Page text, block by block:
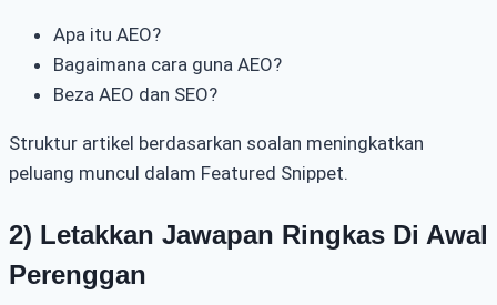
Apa itu AEO?
Bagaimana cara guna AEO?
Beza AEO dan SEO?
Struktur artikel berdasarkan soalan meningkatkan
peluang muncul dalam Featured Snippet.
2) Letakkan Jawapan Ringkas Di Awal
Perenggan